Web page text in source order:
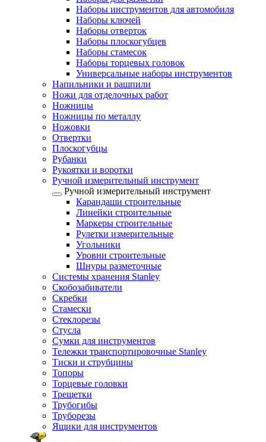
Наборы инструментов для автомобиля
Наборы ключей
Наборы отверток
Наборы плоскогубцев
Наборы стамесок
Наборы торцевых головок
Универсальные наборы инструментов
Напильники и рашпили
Ножи для отделочных работ
Ножницы
Ножницы по металлу
Ножовки
Отвертки
Плоскогубцы
Рубанки
Рукоятки и воротки
Ручной измерительный инструмент
Ручной измерительный инструмент
Карандаши строительные
Линейки строительные
Маркеры строительные
Рулетки измерительные
Угольники
Уровни строительные
Шнуры разметочные
Системы хранения Stanley
Скобозабиватели
Скребки
Стамески
Стеклорезы
Стусла
Сумки для инструментов
Тележки транспортировочные Stanley
Тиски и струбцины
Топоры
Торцевые головки
Трещетки
Трубогибы
Труборезы
Ящики для инструментов